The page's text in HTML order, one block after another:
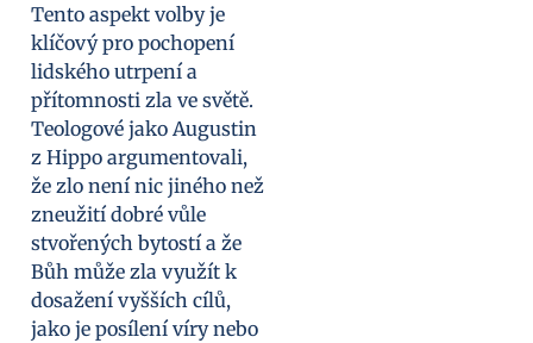
Tento aspekt volby je
klíčový pro pochopení
lidského utrpení a
přítomnosti zla ve světě.
Teologové jako Augustin
z Hippo argumentovali,
že zlo není nic jiného než
zneužití dobré vůle
stvořených bytostí a že
Bůh může zla využít k
dosažení vyšších cílů,
jako je posílení víry nebo